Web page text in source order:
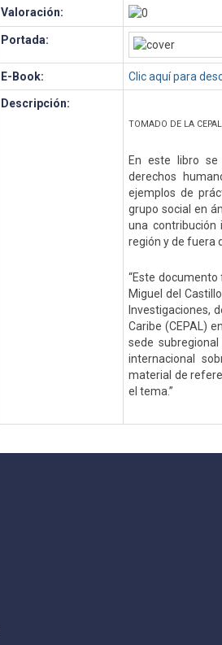
Valoración:
Portada:
E-Book: Clic aquí para
Descripción:
TOMADO DE LA
En este libro se
derechos
ejemplos de
grupo social en
una contribución
región y de fuera
“Este documento
Miguel del
Investigaciones,
Caribe (CEPAL)
sede
internacional
material de
el tema.”